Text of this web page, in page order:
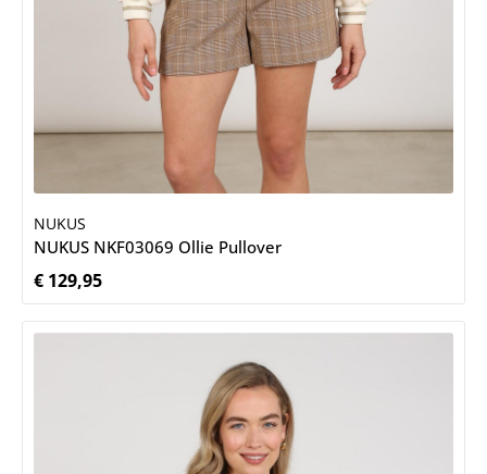
NUKUS
NUKUS NKF03069 Ollie Pullover
Normale prijs:
€ 129,95